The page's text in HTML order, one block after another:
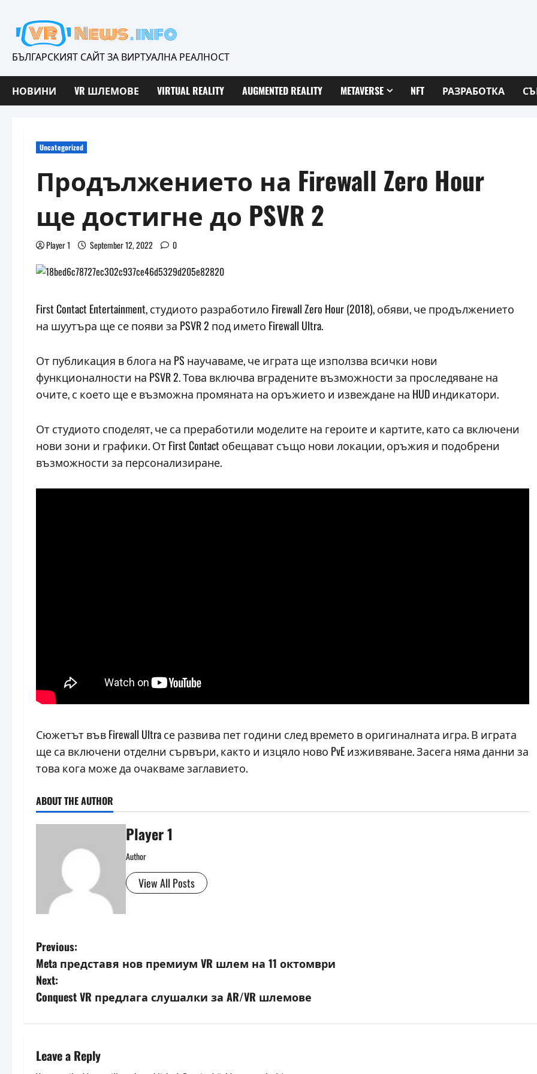
content
БЪЛГАРСКИЯТ САЙТ ЗА ВИРТУАЛНА РЕАЛНОСТ
НОВИНИ VR ШЛЕМОВЕ VIRTUAL REALITY AUGMENTED REALITY METAVERSE NFT РАЗРАБОТКА
Uncategorized
Продължението на Firewall Zero Hour
ще достигне до PSVR 2
Player 1 September 12, 2022 0
First Contact Entertainment, студиото разработило Firewall Zero Hour (2018), обяви, че продължението
на шуутъра ще се появи за PSVR 2 под името Firewall Ultra.
От публикация в блога на PS научаваме, че играта ще използва всички нови
функционалности на PSVR 2. Това включва вградените възможности за проследяване на
очите, с което ще е възможна промяната на оръжието и извеждане на HUD индикатори.
От студиото споделят, че са преработили моделите на героите и картите, като са включени
нови зони и графики. От First Contact обещават също нови локации, оръжия и подобрени
възможности за персонализиране.
Сюжетът във Firewall Ultra се развива пет години след времето в оригиналната игра. В играта
ще са включени отделни сървъри, както и изцяло ново PvE изживяване. Засега няма данни за
това кога може да очакваме заглавието.
ABOUT THE AUTHOR
Player 1
Author
View All Posts
P
o
s
n
Previous:
Meta представя нов премиум VR шлем на 11 октомври
Next:
Conquest VR предлага слушалки за AR/VR шлемове
Leave a Reply